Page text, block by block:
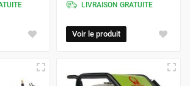
LIVRAISON GRATUITE
Voir le produit